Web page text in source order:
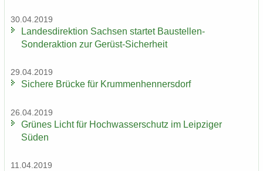
30.04.2019
Lan­des­di­rek­ti­on Sach­sen star­tet Baustellen-​
Sonderaktion zur Gerüst-​Sicherheit
29.04.2019
Si­che­re Brü­cke für Krum­men­hen­ners­dorf
26.04.2019
Grü­nes Licht für Hoch­was­ser­schutz im Leip­zi­ger
Süden
11.04.2019